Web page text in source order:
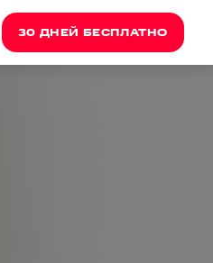
30 ДНЕЙ БЕСПЛАТНО